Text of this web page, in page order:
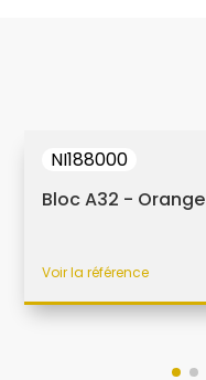
NI188000
Bloc A32 - Orange
Voir la référence